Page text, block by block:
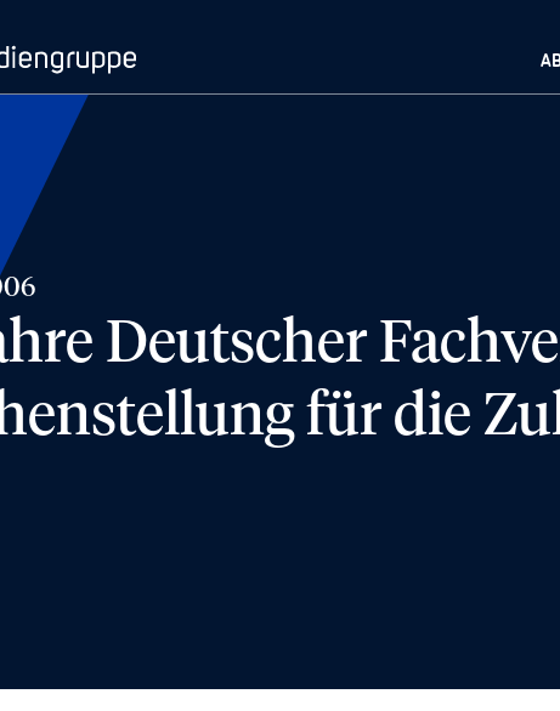
Deutscher
für die